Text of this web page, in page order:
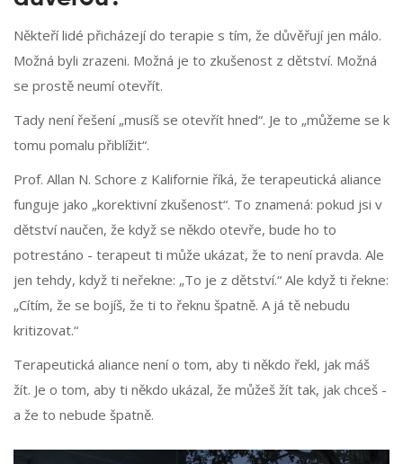
Někteří lidé přicházejí do terapie s tím, že důvěřují jen málo.
Možná byli zrazeni. Možná je to zkušenost z dětství. Možná
se prostě neumí otevřít.
Tady není řešení „musíš se otevřít hned“. Je to „můžeme se k
tomu pomalu přiblížit“.
Prof. Allan N. Schore z Kalifornie říká, že terapeutická aliance
funguje jako „korektivní zkušenost“. To znamená: pokud jsi v
dětství naučen, že když se někdo otevře, bude ho to
potrestáno - terapeut ti může ukázat, že to není pravda. Ale
jen tehdy, když ti neřekne: „To je z dětství.“ Ale když ti řekne:
„Cítím, že se bojíš, že ti to řeknu špatně. A já tě nebudu
kritizovat.“
Terapeutická aliance není o tom, aby ti někdo řekl, jak máš
žít. Je o tom, aby ti někdo ukázal, že můžeš žít tak, jak chceš -
a že to nebude špatně.